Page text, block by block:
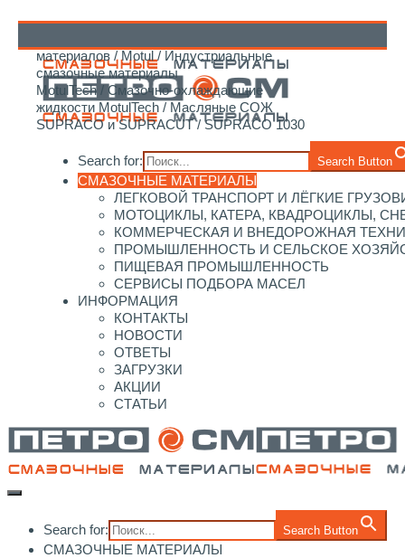
Search for: Search Button
СМАЗОЧНЫЕ МАТЕРИАЛЫ
ЛЕГКОВОЙ ТРАНСПОРТ И ЛЁГКИЕ
МОТОЦИКЛЫ, КАТЕРА, КВАДРОЦИКЛЫ,
КОММЕРЧЕСКАЯ И ВНЕДОРОЖНАЯ
ПРОМЫШЛЕННОСТЬ И СЕЛЬСКОЕ
ПИЩЕВАЯ ПРОМЫШЛЕННОСТЬ
СЕРВИСЫ ПОДБОРА МАСЕЛ
ИНФОРМАЦИЯ
КОНТАКТЫ
НОВОСТИ
ОТВЕТЫ
ЗАГРУЗКИ
АКЦИИ
СТАТЬИ
Search for: Search Button
СМАЗОЧНЫЕ МАТЕРИАЛЫ
материалов/Motul/ Индустриальные
смазочные материалы
MotulTech/ Смазочно-охлаждающие
жидкости MotulTech/ Масляные СОЖ
SUPRACO и SUPRACUT/ SUPRACO 1030